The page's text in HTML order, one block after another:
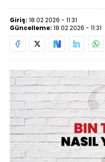
Giriş: 18.02.2026 - 11:31
Güncelleme: 18.02.2026 - 11:31